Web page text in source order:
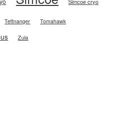
Tettnanger Tomahawk
Zula